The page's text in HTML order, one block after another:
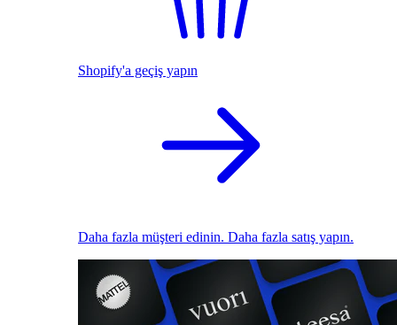
Shopify'a geçiş yapın
Daha fazla müşteri edinin. Daha fazla satış yapın.